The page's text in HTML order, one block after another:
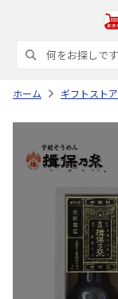
ホーム ギフトストア